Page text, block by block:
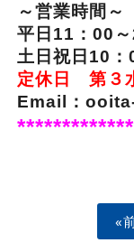
～営業時間～
平日11：00
土日祝日10
定休日 第３
Email：
«